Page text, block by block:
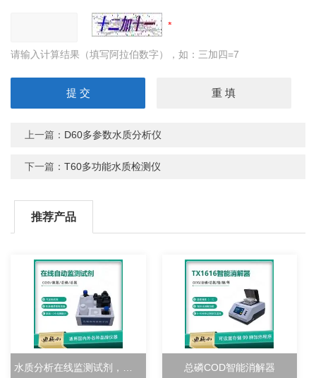
请输入计算结果（填写阿拉伯数字），如：三加四=7
上一篇： D60多参数水质分析仪
下一篇：T60多功能水质检测仪
推荐产品
总磷COD智能消解器